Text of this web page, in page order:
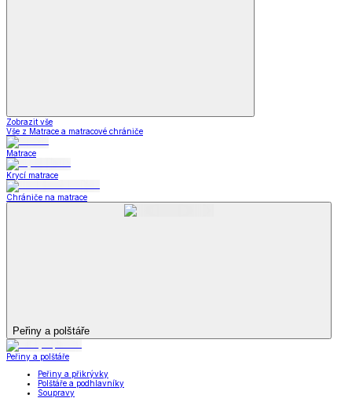
Zobrazit vše
Vše z Matrace a matracové chrániče
Matrace
Krycí matrace
Chrániče na matrace
Peřiny a polštáře
Peřiny a polštáře
Peřiny a přikrývky
Polštáře a podhlavníky
Soupravy